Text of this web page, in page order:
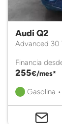
Audi Q2
Advanced 30
Financia
255€/mes*
Gasolina